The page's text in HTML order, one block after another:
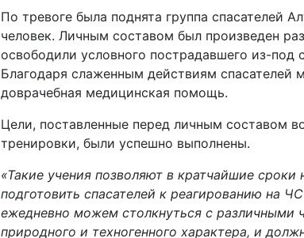
По тревоге была поднята группа спасателей
человек. Личным составом был произведен
освободили условного пострадавшего из-под
Благодаря слаженным действиям спасателей
доврачебная медицинская помощь.
Цели, поставленные перед личным составом
тренировки, были успешно выполнены.
«Такие учения позволяют в кратчайшие сроки
подготовить спасателей к реагированию на
ежедневно можем столкнуться с различными
природного и техногенного характера, и